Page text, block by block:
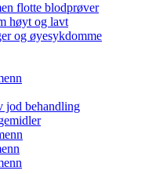
flotte blodprøver
høyt og lavt
og øyesykdomme
jod behandling